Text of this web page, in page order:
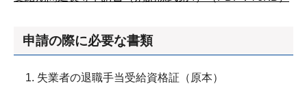
申請の際に必要な書類
失業者の退職手当受給資格証（原本）